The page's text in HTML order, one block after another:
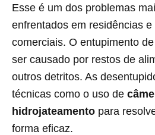
Esse é um dos problemas
enfrentados em residências
comerciais. O entupimento
ser causado por restos de
outros detritos. As
técnicas como o uso de
hidrojateamento para
forma eficaz.